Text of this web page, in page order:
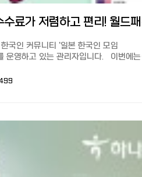
원, 연간 최대 송금액(개인의 경우)은
가량)입니다.
7만5천엔까지 수수료가 무료입니다.
받아(530엔분) 29엔(2023년 4월)
송금하여 수수료는 할인쿠폰 (769엔
금액은 875,359원이었습니다.
장이나 지점 방문없이 인터넷으로
필요.
니다.
로 송금하기:
일본에
국인 커뮤니티 '일본 한국인 모임
운영하고 있는 관리자입니다. 이번에는
직접 사용해 본 후기와 추천 이유에 대
한국으로의 송금, 가장 잘 아는 사람은
다. 이번에는 일본에서 한국으로 추천
송금은? 꿀팁과 수수료 할인 쿠폰 기사
싶다는 분들이 많아 사용후기와
. ※월드패밀리송금은 2025년 1월부터
국이외 나라에 송금하실때는 아래 쿠폰